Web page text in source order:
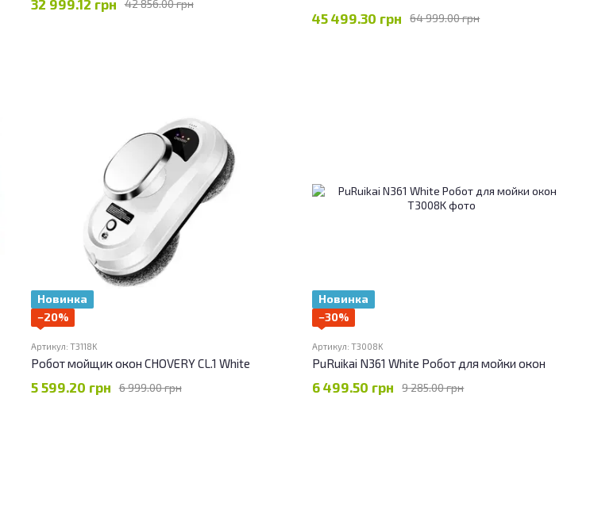
42 856.00 грн
32 999.12 грн
64 999.00 грн
45 499.30 грн
Новинка
−20%
Артикул: T3118K
Робот мойщик окон CHOVERY CL.1 White
6 999.00 грн
5 599.20 грн
Новинка
−30%
Артикул: T3008K
PuRuikai N361 White Робот для мойки окон
9 285.00 грн
6 499.50 грн